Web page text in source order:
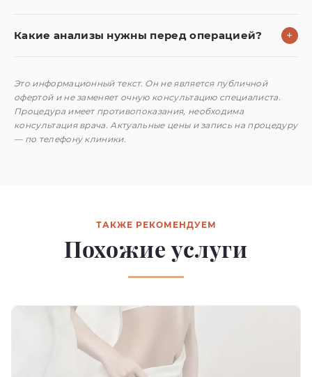
Какие анализы нужны перед операцией? +
Это информационный текст. Он не является публичной
офертой и не заменяет очную консультацию специалиста.
Процедура имеет противопоказания, необходима
консультация врача. Актуальные цены и запись на процедуру
— по телефону клиники.
ТАКЖЕ РЕКОМЕНДУЕМ
Похожие услуги